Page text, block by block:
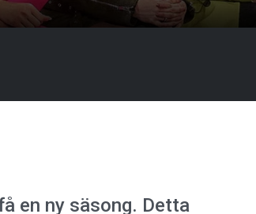
en ny säsong. Detta